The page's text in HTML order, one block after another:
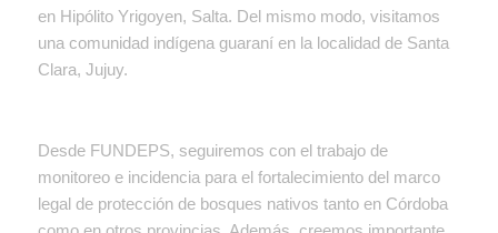
en Hipólito Yrigoyen, Salta. Del mismo modo, visitamos
una comunidad indígena guaraní en la localidad de Santa
Clara, Jujuy.
Desde FUNDEPS, seguiremos con el trabajo de
monitoreo e incidencia para el fortalecimiento del marco
legal de protección de bosques nativos tanto en Córdoba